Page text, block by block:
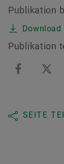
Publikation
Publikation
SEITE